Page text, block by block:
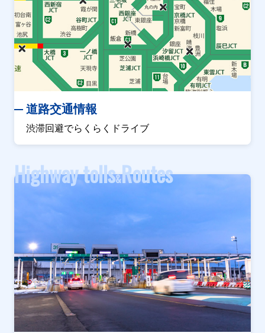
道路交通情報
渋滞回避でらくらくドライブ
Highway tolls&Routes